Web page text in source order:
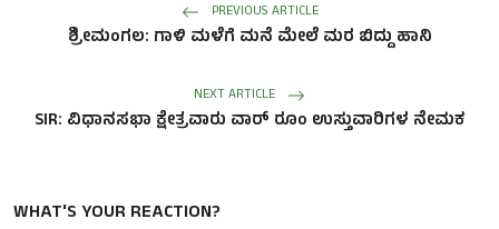
PREVIOUS ARTICLE
ಶ್ರೀಮಂಗಲ: ಗಾಳಿ ಮಳೆಗೆ ಮನೆ ಮೇಲೆ ಮರ ಬಿದ್ದು ಹಾನಿ
NEXT ARTICLE
SIR: ವಿಧಾನಸಭಾ ಕ್ಷೇತ್ರವಾರು ವಾರ್ ರೂಂ ಉಸ್ತುವಾರಿಗಳ ನೇಮಕ
WHAT'S YOUR REACTION?